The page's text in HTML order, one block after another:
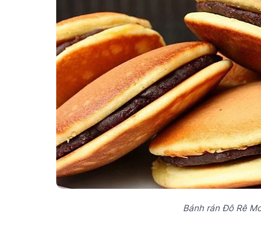
Bánh rán Đô Rê